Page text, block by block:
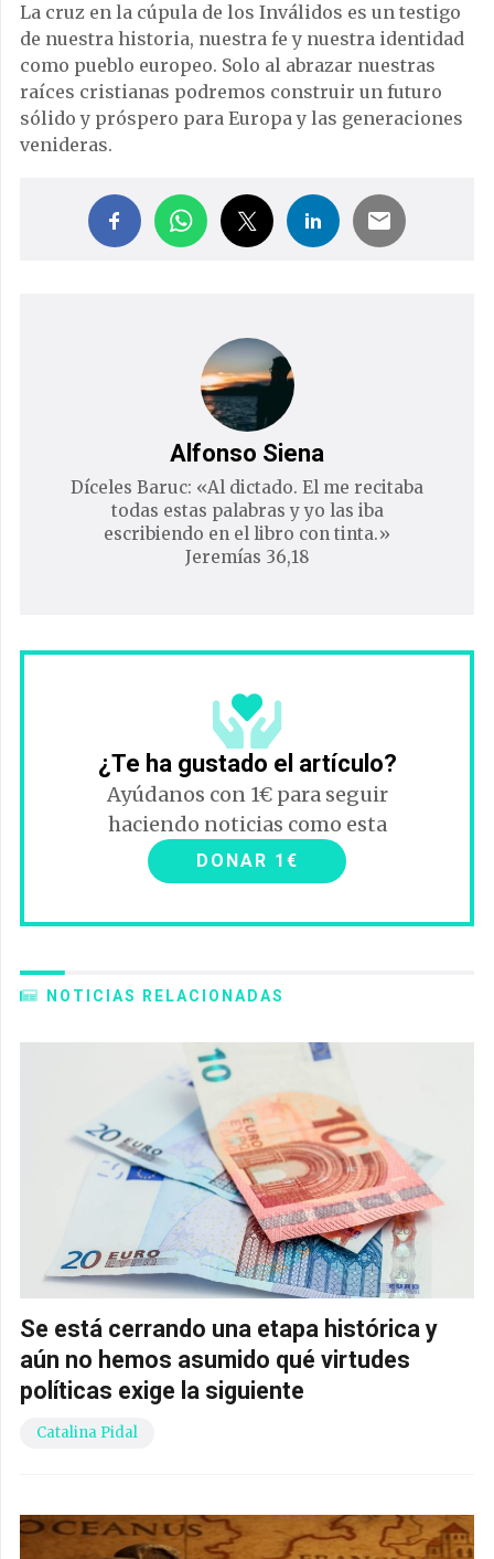
La cruz en la cúpula de los Inválidos es un testigo
de nuestra historia, nuestra fe y nuestra identidad
como pueblo europeo. Solo al abrazar nuestras
raíces cristianas podremos construir un futuro
sólido y próspero para Europa y las generaciones
venideras.
Alfonso Siena
Díceles Baruc: «Al dictado. El me recitaba
todas estas palabras y yo las iba
escribiendo en el libro con tinta.»
Jeremías 36,18
¿Te ha gustado el artículo?
Ayúdanos con 1€ para seguir
haciendo noticias como esta
DONAR 1€
NOTICIAS RELACIONADAS
Se está cerrando una etapa histórica y
aún no hemos asumido qué virtudes
políticas exige la siguiente
Catalina Pidal